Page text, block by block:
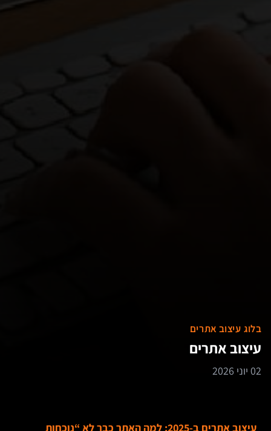
בלוג עיצוב אתרים
עיצוב אתרים
02 יוני 2026
עיצוב אתרים ב-2025: למה האתר כבר לא “נוכחות